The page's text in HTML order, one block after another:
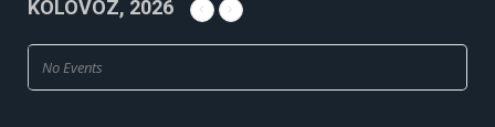
KOLOVOZ, 2026
No Events